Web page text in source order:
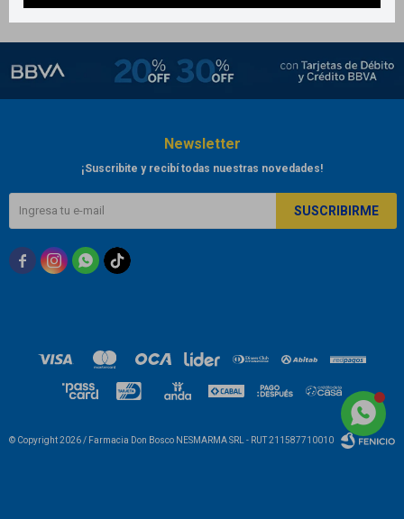
Newsletter
¡Suscribite y recibí todas nuestras novedades!
SUSCRIBIRME
  
© Copyright 2026 / Farmacia Don Bosco NESMARMA SRL - RUT 211587710010